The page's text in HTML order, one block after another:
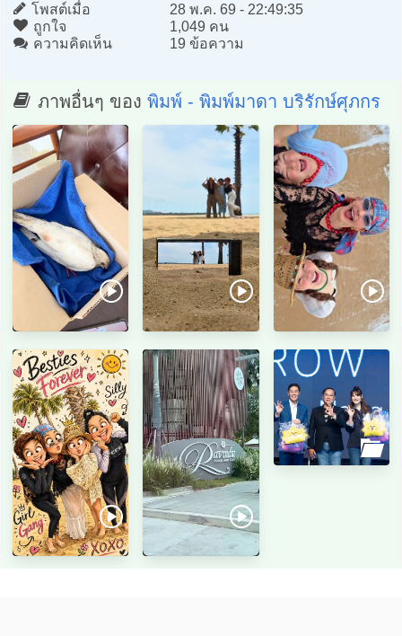
โพสต์เมื่อ
28 พ.ค. 69 - 22:49:35
ถูกใจ
1,049 คน
ความคิดเห็น
19 ข้อความ
ภาพอื่นๆ ของ พิมพ์ - พิมพ์มาดา บริรักษ์ศุภกร